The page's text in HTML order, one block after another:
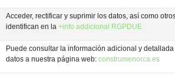
Acceder, rectificar y suprimir los datos, así como
identifican en la +info addicional RGPDUE
Puede consultar la información adicional y
datos a nuestra página web: construmenorca.es